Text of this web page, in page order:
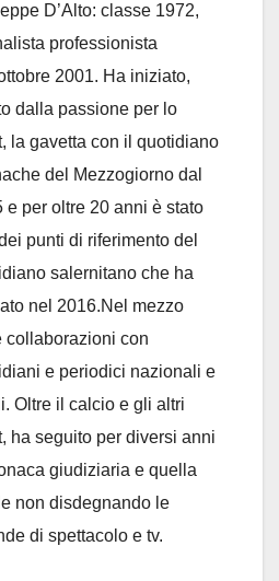
D’Alto: classe 1972,
professionista
2001. Ha iniziato,
dalla passione per lo
la gavetta con il quotidiano
del Mezzogiorno dal
e per oltre 20 anni è stato
punti di riferimento del
salernitano che ha
nel 2016.Nel mezzo
collaborazioni con
e periodici nazionali e
Oltre il calcio e gli altri
ha seguito per diversi anni
giudiziaria e quella
non disdegnando le
di spettacolo e tv.